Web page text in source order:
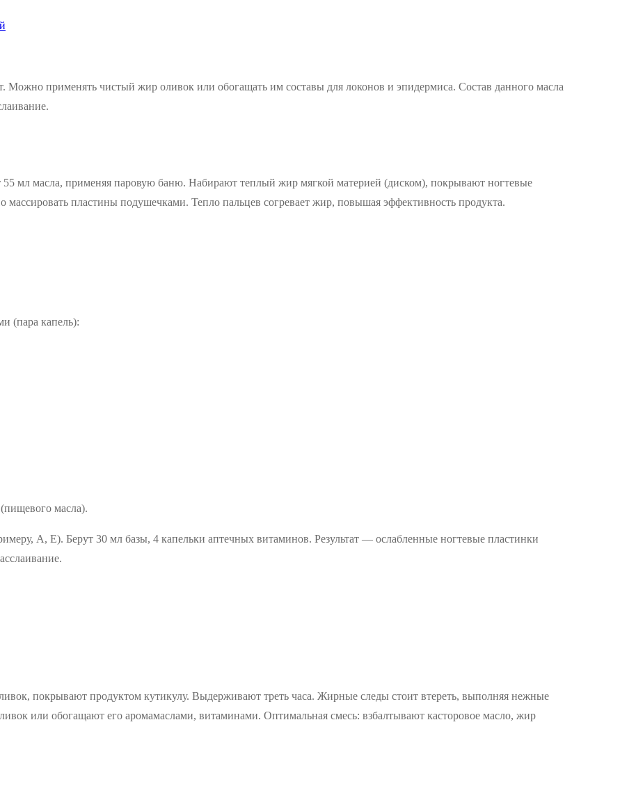
Можно применять чистый жир оливок или обогащать им составы для локонов и эпидермиса. Состав данного масла
мл масла, применяя паровую баню. Набирают теплый жир мягкой материей (диском), покрывают ногтевые
массировать пластины подушечками. Тепло пальцев согревает жир, повышая эффективность продукта.
(пара капель):
масла).
А, Е). Берут 30 мл базы, 4 капельки аптечных витаминов. Результат — ослабленные ногтевые пластинки
покрывают продуктом кутикулу. Выдерживают треть часа. Жирные следы стоит втереть, выполняя нежные
или обогащают его аромамаслами, витаминами. Оптимальная смесь: взбалтывают касторовое масло, жир